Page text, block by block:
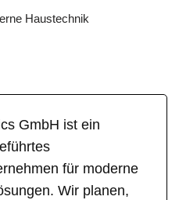
Haustechnik
GmbH ist ein
für moderne
Wir planen,